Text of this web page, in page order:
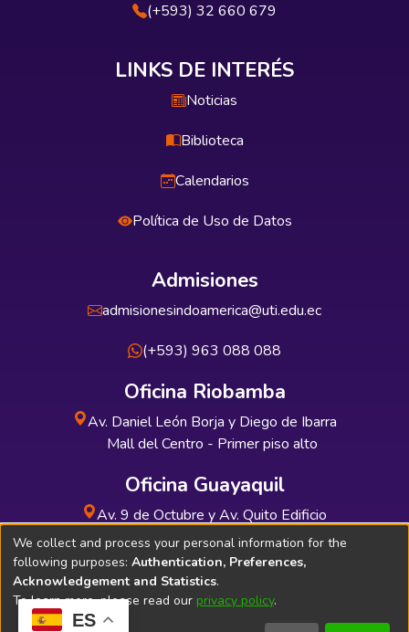
ES
(+593) 32 660 679
LINKS DE INTERÉS
Noticias
Biblioteca
Calendarios
Política de Uso de Datos
Admisiones
admisionesindoamerica@uti.edu.ec
(+593) 963 088 088
Oficina Riobamba
Av. Daniel León Borja y Diego de Ibarra
Mall del Centro - Primer piso alto
Oficina Guayaquil
Av. 9 de Octubre y Av. Quito Edificio
INDUAUTO - Planta baja
Soporte Técnico Bibliolatino.com
We collect and process your personal information for the
following purposes: Authentication, Preferences,
Acknowledgement and Statistics.
To learn more, please read our privacy policy.